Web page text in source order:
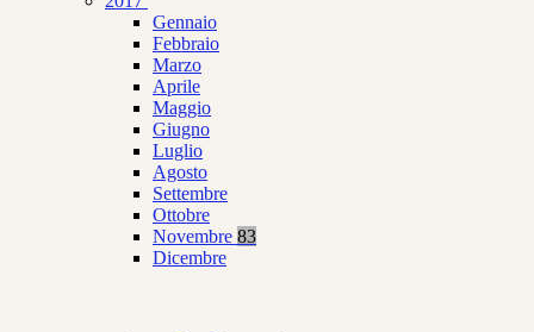
Gennaio
Febbraio
Marzo
Aprile
Maggio
Giugno
Luglio
Agosto
Settembre
Ottobre
Novembre 83
Dicembre